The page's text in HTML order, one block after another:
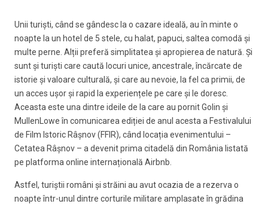
Unii turiști, când se gândesc la o cazare ideală, au în minte o
noapte la un hotel de 5 stele, cu halat, papuci, saltea comodă și
multe perne. Alții preferă simplitatea și apropierea de natură. Și
sunt și turiști care caută locuri unice, ancestrale, încărcate de
istorie și valoare culturală, și care au nevoie, la fel ca primii, de
un acces ușor și rapid la experiențele pe care și le doresc.
Aceasta este una dintre ideile de la care au pornit Golin și
MullenLowe în comunicarea ediției de anul acesta a Festivalului
de Film Istoric Râșnov (FFIR), când locația evenimentului –
Cetatea Râșnov – a devenit prima citadelă din România listată
pe platforma online internațională Airbnb.
Astfel, turiștii români și străini au avut ocazia de a rezerva o
noapte într-unul dintre corturile militare amplasate în grădina